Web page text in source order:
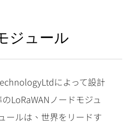
ジュール
によって設計
LoRaWANノードモジュ
ールは、世界をリードす